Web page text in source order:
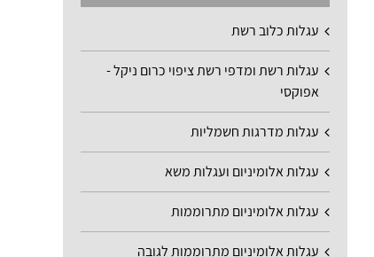
עגלות כלוב רשת
עגלות רשת ומדפי רשת ציפוי כרום ניקל -
אפוקסי
עגלות מדרגות חשמליות
עגלות אלומיניום ועגלות משא
עגלות אלומיניום מתרוממות
עגלות אלומיניום מתרוממות לגובה